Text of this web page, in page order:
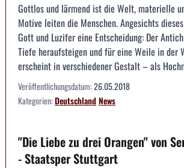
Gottlos und lärmend ist die Welt, materielle
Motive leiten die Menschen. Angesichts
Gott und Luzifer eine Entscheidung: Der
Tiefe heraufsteigen und für eine Weile in der
erscheint in verschiedener Gestalt – als
Veröffentlichungsdatum:26.05.2018
Kategorien:DeutschlandNews
"Die Liebe zu drei Orangen" von
- Staatsper Stuttgart